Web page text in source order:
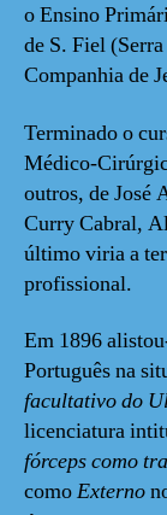
o Ensino
de S. Fiel
Companhia de
Terminado o
Médico-
outros, de José
Curry Cabral,
último viria a
profissional.
Em 1896
Português na
facultativo do
licenciatura
fórceps como
comoExterno